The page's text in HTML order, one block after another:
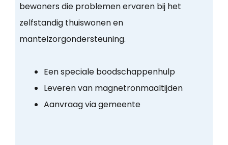
bewoners die problemen ervaren bij het
zelfstandig thuiswonen en
mantelzorgondersteuning.
Een speciale boodschappenhulp
Leveren van magnetronmaaltijden
Aanvraag via gemeente